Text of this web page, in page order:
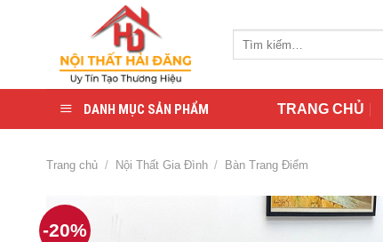
DANH MỤC SẢN PHẨM TRANG CHỦ
Trang chủ / Nội Thất Gia Đình / Bàn Trang Điểm
-20%